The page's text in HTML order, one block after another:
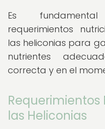
Es
requerimientos
las heliconias para
nutrientes
correcta y en el
Requerimientos
las Heliconias